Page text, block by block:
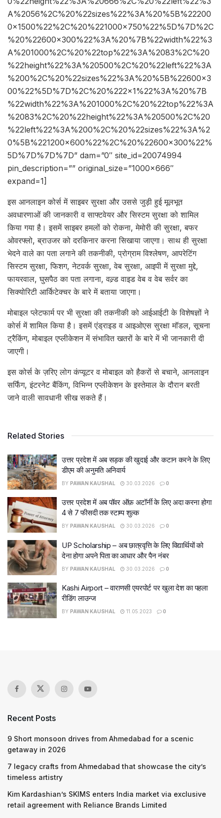
A%2056%2C%20%22sizes%22%3A%20%5B%22200
0×1500%22%2C%20%221000×750%22%5D%7D%2C
%20%22600×300%22%3A%20%7B%22width%22%3
A%201000%2C%20%22top%22%3A%2083%2C%20
%22height%22%3A%20500%2C%20%22left%22%3A
%200%2C%20%22sizes%22%3A%20%5B%22600×3
00%22%5D%7D%2C%20%222×1%22%3A%20%7B
%22width%22%3A%201000%2C%20%22top%22%3A
%2083%2C%20%22height%22%3A%20500%2C%20
%22left%22%3A%200%2C%20%22sizes%22%3A%2
0%5B%221200×600%22%2C%20%22600×300%22%
5D%7D%7D%7D” dam=”0″ site_id=20074994
pin_description=”” original_size=”1000×666″
expand=1]
इस आनलाइन कोर्स में साइबर सुरक्षा और उससे जुड़ी हुई मूलभूत
अवधारणाओं की जानकारी व साफ्टवेयर और सिस्टम सुरक्षा को शामिल
किया गया है। इसमें साइबर हमलों को रोकना, मेमोरी की सुरक्षा, बफर
ओवरफ्लो, ब्राउजर को दरकिनार करना सिखाया जाएगा। साथ ही सुरक्षा
भेदने वाले का पता लगाने की तकनीकी, प्रोग्राम विश्लेषण, आपरेटिंग
सिस्टम सुरक्षा, फिशग, नेटवर्क सुरक्षा, वेब सुरक्षा, आइपी में सुरक्षा मुद्दे,
फायरवाल, घुसपैठ का पता लगाना, वल्र्ड वाइड वेब व वेब सर्वर का
सिक्योरिटी आर्किटेक्चर के बारे में बताया जाएगा।
मोबाइल प्लेटफार्म पर भी सुरक्षा की तकनीकी को आईआईटी के विशेषज्ञों ने
कोर्स में शामिल किया है। इसमें एंड्राइड व आइओएस सुरक्षा मॉडल, सूचना
ट्रैकिंग, मोबाइल एप्लीकेशन में संभावित खतरों के बारे में भी जानकारी दी
जाएगी।
इस कोर्स के ज़रिए लोग कंप्यूटर व मोबाइल को हैकरों से बचाने, आनलाइन
सर्फिंग, इंटरनेट बैंकिंग, विभिन्न एप्लीकेशन के इस्तेमाल के दौरान बरती
जाने वाली सावधानी सीख सकते हैं।
Related Stories
उत्तर प्रदेश में अब सड़क की खुदाई और कटान करने के लिए
डीएम की अनुमति अनिवार्य
BY PAWAN KAUSHAL 30.03.2026 0
उत्तर प्रदेश में अब पॉवर ऑफ़ अटॉर्नी के लिए अदा करना होगा
4 से 7 फीसदी तक स्टाम्प शुल्क
BY PAWAN KAUSHAL 30.03.2026 0
UP Scholarship – अब छात्रवृत्ति के लिए विद्यार्थियों को
देना होगा अपने पिता का आधार और पैन नंबर
BY PAWAN KAUSHAL 30.03.2026 0
Kashi Airport – वाराणसी एयरपोर्ट पर खुला देश का पहला
रीडिंग लाउन्ज
BY PAWAN KAUSHAL 11.05.2023 0
Recent Posts
9 Short monsoon drives from Ahmedabad for a scenic
getaway in 2026
7 legacy crafts from Ahmedabad that showcase the city’s
timeless artistry
Kim Kardashian’s SKIMS enters India market via exclusive
retail agreement with Reliance Brands Limited